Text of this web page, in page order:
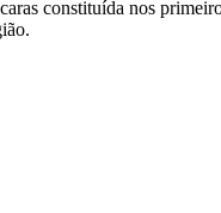
constituída nos